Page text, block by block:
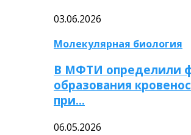
03.06.2026
Молекулярная биология
В МФТИ определили
образования
при…
06.05.2026